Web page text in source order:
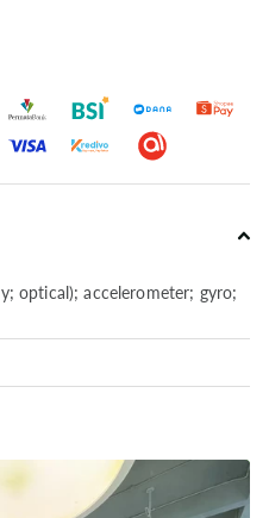
optical); accelerometer; gyro;